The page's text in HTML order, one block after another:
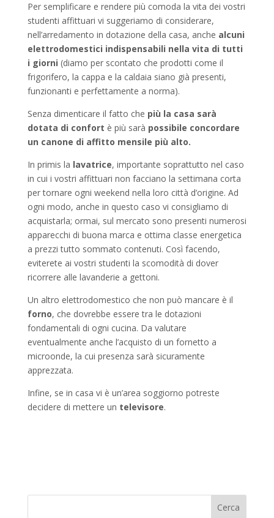
Per semplificare e rendere più comoda la vita dei vostri
studenti affittuari vi suggeriamo di considerare,
nell’arredamento in dotazione della casa, anche alcuni
elettrodomestici indispensabili nella vita di tutti
i giorni (diamo per scontato che prodotti come il
frigorifero, la cappa e la caldaia siano già presenti,
funzionanti e perfettamente a norma).
Senza dimenticare il fatto che più la casa sarà
dotata di confort è più sarà possibile concordare
un canone di affitto mensile più alto.
In primis la lavatrice, importante soprattutto nel caso
in cui i vostri affittuari non facciano la settimana corta
per tornare ogni weekend nella loro città d’origine. Ad
ogni modo, anche in questo caso vi consigliamo di
acquistarla; ormai, sul mercato sono presenti numerosi
apparecchi di buona marca e ottima classe energetica
a prezzi tutto sommato contenuti. Così facendo,
eviterete ai vostri studenti la scomodità di dover
ricorrere alle lavanderie a gettoni.
Un altro elettrodomestico che non può mancare è il
forno, che dovrebbe essere tra le dotazioni
fondamentali di ogni cucina. Da valutare
eventualmente anche l’acquisto di un fornetto a
microonde, la cui presenza sarà sicuramente
apprezzata.
Infine, se in casa vi è un’area soggiorno potreste
decidere di mettere un televisore.